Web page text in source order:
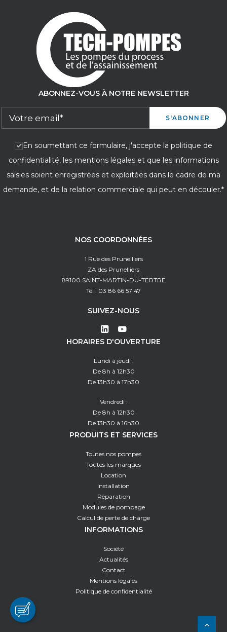
ABONNEZ-VOUS À NOTRE NEWSLETTER
En soumettant ce formulaire, j'accepte la politique de
confidentialité, les mentions légales et que les informations
saisies soient enregistrées et exploitées dans le cadre de ma
demande, et de la relation commerciale qui peut en découler.*
NOS COORDONNÉES
1 Rue des Prunelliers
ZA des Prunelliers
89100 SAINT-MARTIN-DU-TERTRE
Tél : 03 86 66 57 47
SUIVEZ-NOUS
HORAIRES D'OUVERTURE
Lundi à jeudi :
De 8h à 12h30
De 13h30 à 17h30
Vendredi :
De 8h à 12h30
De 13h30 à 16h30
PRODUITS ET SERVICES
Toutes nos pompes
Toutes les marques
Location
Installation
Réparation
Modules de pompage
Calcul de perte de charge
INFORMATIONS
Société
Actualités
Contact
Mentions légales
Politique de confidentialité